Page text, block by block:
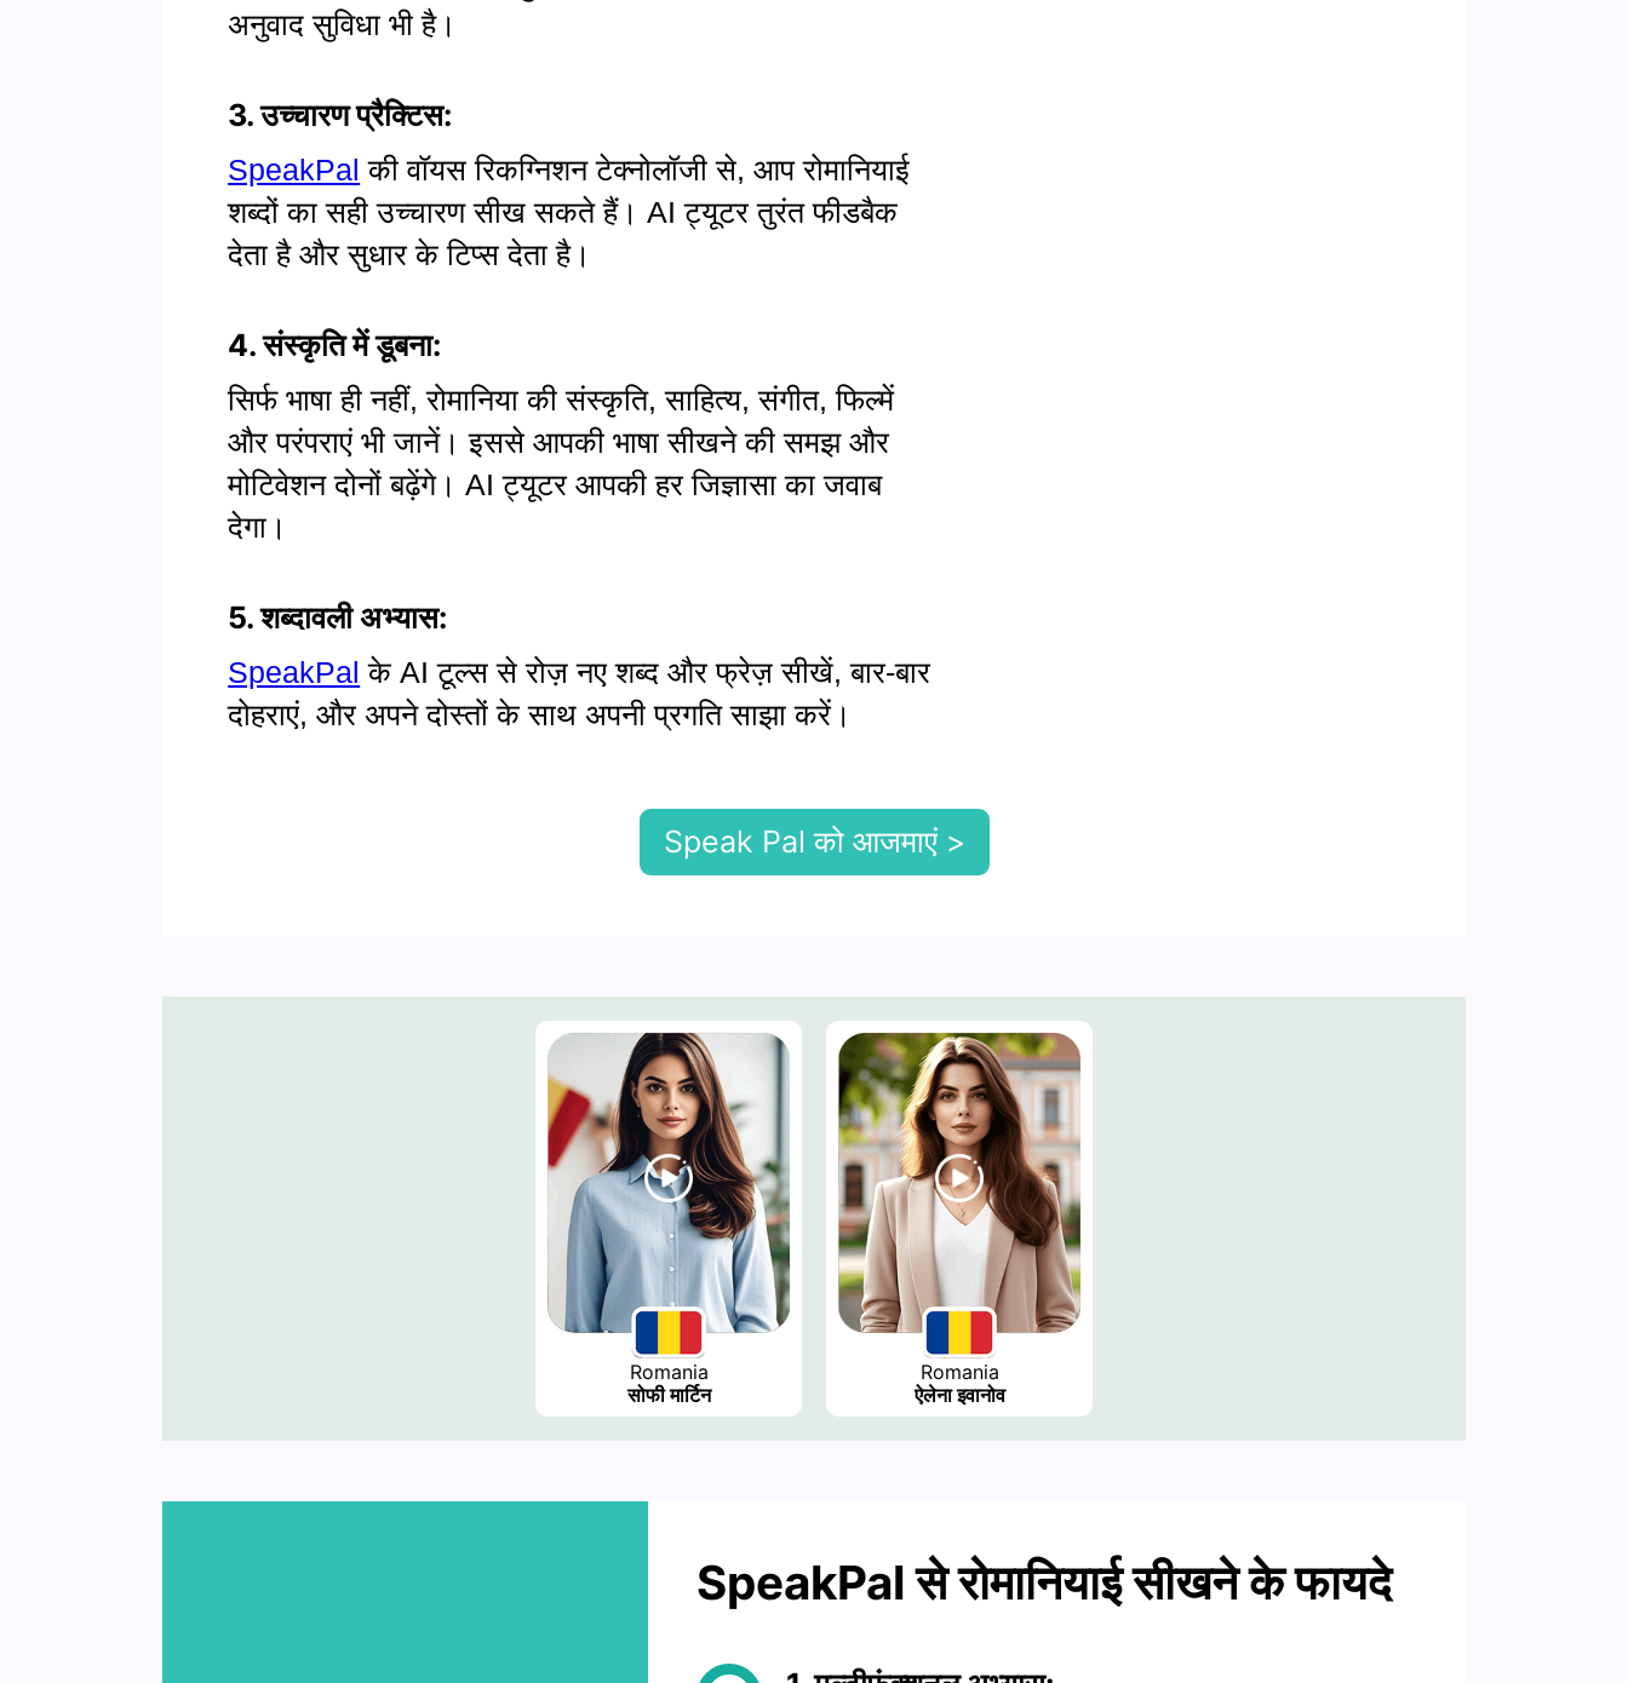
अनुवाद सुविधा भी है।
3. उच्चारण प्रैक्टिस:
SpeakPal की वॉयस रिकग्निशन टेक्नोलॉजी से, आप रोमानियाई
शब्दों का सही उच्चारण सीख सकते हैं। AI ट्यूटर तुरंत फीडबैक
देता है और सुधार के टिप्स देता है।
4. संस्कृति में डूबना:
सिर्फ भाषा ही नहीं, रोमानिया की संस्कृति, साहित्य, संगीत, फिल्में
और परंपराएं भी जानें। इससे आपकी भाषा सीखने की समझ और
मोटिवेशन दोनों बढ़ेंगे। AI ट्यूटर आपकी हर जिज्ञासा का जवाब
देगा।
5. शब्दावली अभ्यास:
SpeakPal के AI टूल्स से रोज़ नए शब्द और फ्रेज़ सीखें, बार-बार
दोहराएं, और अपने दोस्तों के साथ अपनी प्रगति साझा करें।
Speak Pal को आजमाएं >
Romania
सोफी मार्टिन
Romania
ऐलेना इवानोव
SpeakPal से रोमानियाई सीखने के फायदे